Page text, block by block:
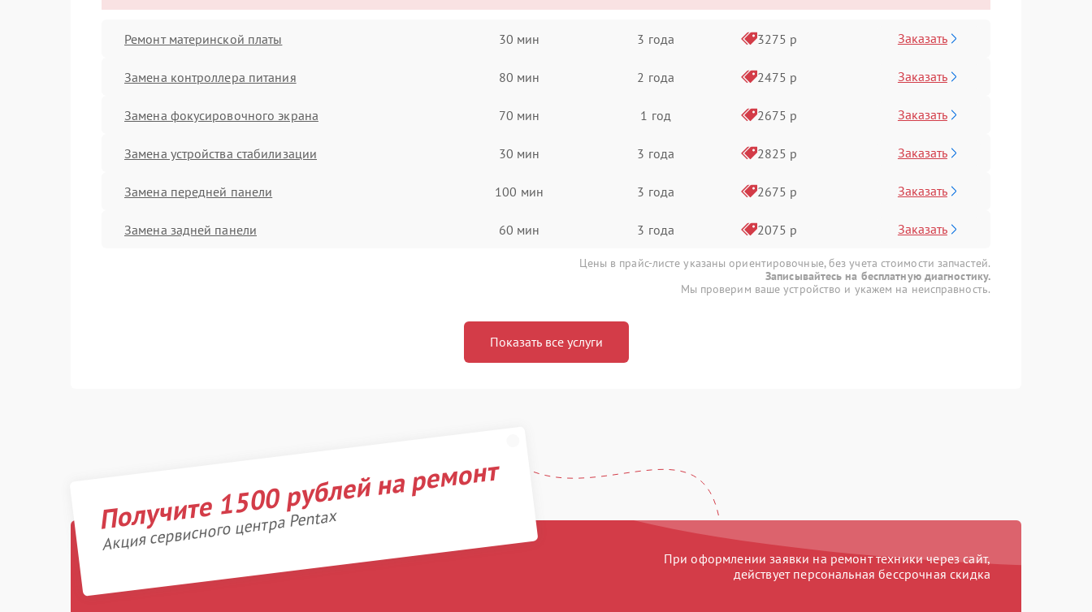
Ремонт материнской платы 30 мин 3 года 3275 р Заказать
Замена контроллера питания 80 мин 2 года 2475 р Заказать
Замена фокусировочного экрана 70 мин 1 год 2675 р Заказать
Замена устройства стабилизации 30 мин 3 года 2825 р Заказать
Замена передней панели 100 мин 3 года 2675 р Заказать
Замена задней панели 60 мин 3 года 2075 р Заказать
Цены в прайс-листе указаны ориентировочные, без учета стоимости запчастей.
Записывайтесь на бесплатную диагностику.
Мы проверим ваше устройство и укажем на неисправность.
Показать все услуги
Получите 1500 рублей на ремонт
Акция сервисного центра Pentax
При оформлении заявки на ремонт техники через сайт,
действует персональная бессрочная скидка